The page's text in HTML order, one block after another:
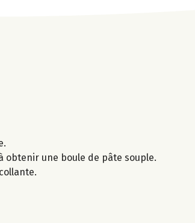
obtenir une boule de pâte souple.